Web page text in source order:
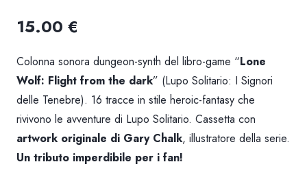
15.00 €
Colonna sonora dungeon-synth del libro-game “Lone
Wolf: Flight from the dark” (Lupo Solitario: I Signori
delle Tenebre). 16 tracce in stile heroic-fantasy che
rivivono le avventure di Lupo Solitario. Cassetta con
artwork originale di Gary Chalk, illustratore della serie.
Un tributo imperdibile per i fan!